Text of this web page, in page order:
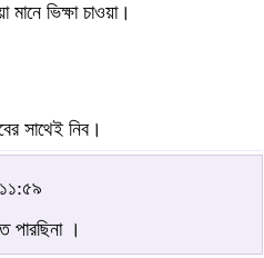
ভিক্ষা চাওয়া।
সাথেই নিব।
পারছিনা ।